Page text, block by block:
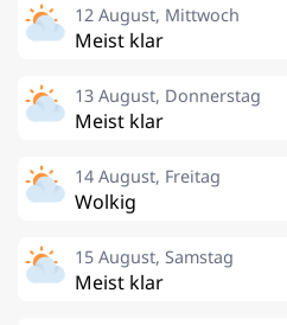
12 August, Mittwoch
Meist klar
13 August, Donnerstag
Meist klar
14 August, Freitag
Wolkig
15 August, Samstag
Meist klar